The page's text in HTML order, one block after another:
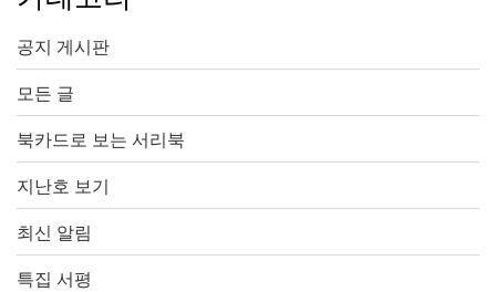
공지 게시판
모든 글
북카드로 보는 서리북
지난호 보기
최신 알림
특집 서평